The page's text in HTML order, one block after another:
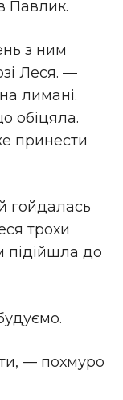
Павлик.
з ним
Леся. —
лимані.
обіцяла.
принести
гойдалась
трохи
підійшла до
— похмуро